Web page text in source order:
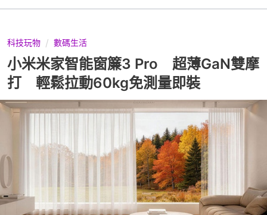
科技玩物 數碼生活
小米米家智能窗簾3 Pro 超薄GaN雙摩
打 輕鬆拉動60kg免測量即裝